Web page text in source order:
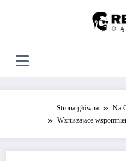
Strona główna
Na
Wzruszające